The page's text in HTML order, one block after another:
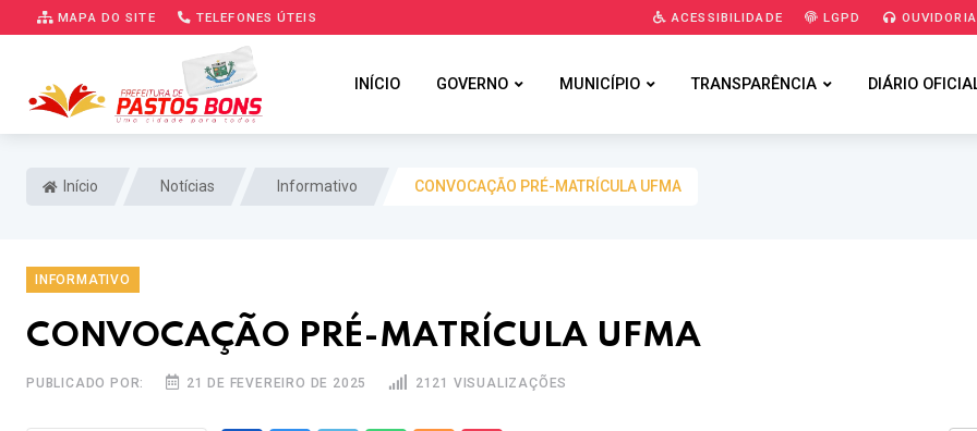
MAPA DO SITE TELEFONES ÚTEIS ACESSIBILIDADE LGPD OUVIDORIA
INÍCIO GOVERNO MUNICÍPIO TRANSPARÊNCIA DIÁRIO
Início Notícias Informativo CONVOCAÇÃO PRÉ-MATRÍCULA UFMA
INFORMATIVO
CONVOCAÇÃO PRÉ-MATRÍCULA UFMA
PUBLICADO POR: 21 DE FEVEREIRO DE 2025 2121 VISUALIZAÇÕES